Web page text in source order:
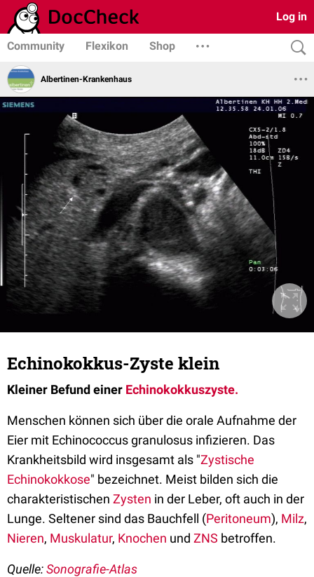
Log in
Community Flexikon Shop
Albertinen-Krankenhaus
Echinokokkus-Zyste klein
Kleiner Befund einer Echinokokkuszyste.
Menschen können sich über die orale Aufnahme der
Eier mit Echinococcus granulosus infizieren. Das
Krankheitsbild wird insgesamt als "Zystische
Echinokokkose" bezeichnet. Meist bilden sich die
charakteristischen Zysten in der Leber, oft auch in der
Lunge. Seltener sind das Bauchfell (Peritoneum), Milz,
Nieren, Muskulatur, Knochen und ZNS betroffen.
Quelle:Sonografie-Atlas